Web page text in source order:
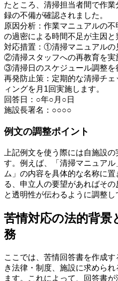
たところ、清掃担当者間で作
録の不備が確認されました。
原因分析：作業マニュアルの
の過密による時間不足が主因と
対応措置：①清掃マニュアルの
②清掃スタッフへの再教育を実
③清掃日のスケジュール調整を
再発防止策：定期的な清掃チ
ィングを月1回実施します。
回答日：○年○月○日
施設長署名：○○○○
例文の調整ポイント
上記例文を使う際には自施設
す。例えば、「清掃マニュア
ム」の内容を具体的な名称に
る、申立人の要望があればそ
と透明性が伝わるように調整し
苦情対応の法的背景
務
ここでは、苦情回答書を作成
き法律・制度、施設に求めら
ます。これによって、回答書